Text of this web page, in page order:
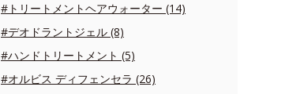
#トリートメントヘアウォーター (14)
#デオドラントジェル (8)
#ハンドトリートメント (5)
#オルビス ディフェンセラ (26)